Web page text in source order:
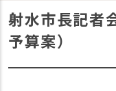
射水市長記者
予算案）